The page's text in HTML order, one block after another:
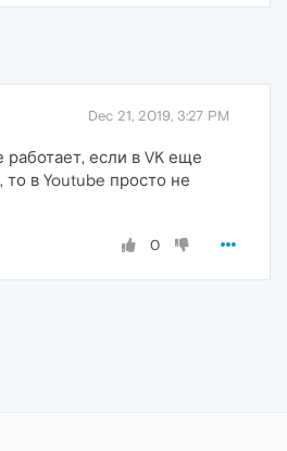
Dec 21, 2019, 3:27 PM
работает, если в VK еще
то в Youtube просто не
0